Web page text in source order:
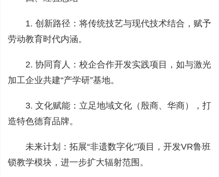
1. 创新路径：将传统技艺与现代技术结合，赋予
劳动教育时代内涵。
2. 协同育人：校企合作开发实践项目，如与激光
加工企业共建“产学研”基地。
3. 文化赋能：立足地域文化（殷商、华商），打
造特色德育品牌。
未来计划：拓展“非遗数字化”项目，开发VR鲁班
锁教学模块，进一步扩大辐射范围。